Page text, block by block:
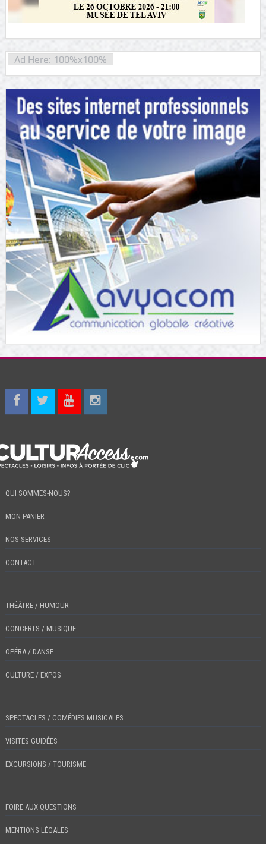
Ad Here: 100%x100%
QUI SOMMES-NOUS?
MON PANIER
NOS SERVICES
CONTACT
THÉÂTRE / HUMOUR
CONCERTS / MUSIQUE
OPÉRA / DANSE
CULTURE / EXPOS
SPECTACLES / COMÉDIES MUSICALES
VISITES GUIDÉES
EXCURSIONS / TOURISME
FOIRE AUX QUESTIONS
MENTIONS LÉGALES